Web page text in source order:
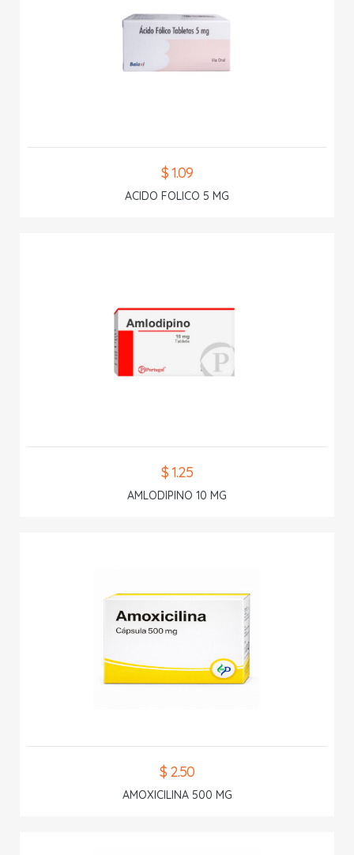
$ 1.09
ACIDO FOLICO 5 MG
$ 1.25
AMLODIPINO 10 MG
$ 2.50
AMOXICILINA 500 MG